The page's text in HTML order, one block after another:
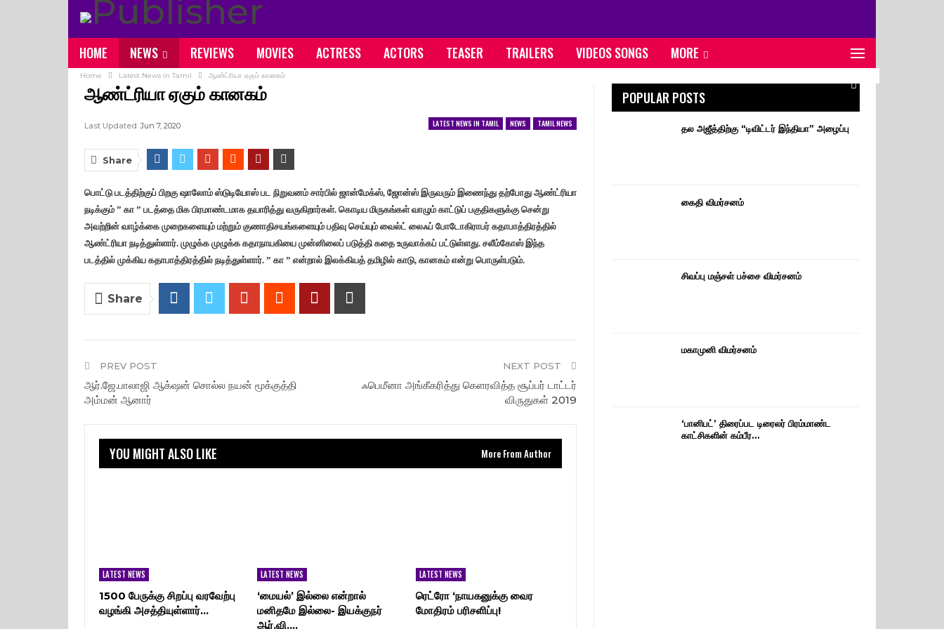
HOME NEWS REVIEWS MOVIES ACTRESS ACTORS TEASER TRAILERS VIDEOS SONGS MORE
Home Latest News in Tamil ஆண்ட்ரியா ஏகும் கானகம்
ஆண்ட்ரியா ஏகும் கானகம்
LATEST NEWS IN TAMIL NEWS TAMIL NEWS
Last Updated Jun 7, 2020
Share
பொட்டு படத்திற்குப் பிறகு ஷாலோம் ஸ்டுடியோஸ் பட நிறுவனம் சார்பில் ஜான்மேக்ஸ், ஜோன்ஸ் இருவரும் இணைந்து தற்போது ஆண்ட்ரியா
நடிக்கும் ” கா ” படத்தை மிக பிரமாண்டமாக தயாரித்து வருகிறார்கள். கொடிய மிருகங்கள் வாழும் காட்டுப் பகுதிகளுக்கு சென்று
அவற்றின் வாழ்க்கை முறைகளையும் மற்றும் குணாதிசயங்களையும் பதிவு செய்யும் வைல்ட் லைஃப் போடோகிராபர் கதாபாத்திரத்தில்
ஆண்ட்ரியா நடித்துள்ளார். முழுக்க முழுக்க கதாநாயகியை முன்னிலைப் படுத்தி கதை உருவாக்கப் பட்டுள்ளது. சலீம்கோஸ் இந்த
படத்தில் முக்கிய கதாபாத்திரத்தில் நடித்துள்ளார். ” கா ” என்றால் இலக்கியத் தமிழில் காடு, கானகம் என்று பொருள்படும்.
Share
PREV POST
ஆர்.ஜே.பாலாஜி ஆக்‌ஷன் சொல்ல நயன் மூக்குத்தி
அம்மன் ஆனார்
NEXT POST
ஃபெமீனா அங்கீகரித்து கெளரவித்த சூப்பர் டாட்டர்
விருதுகள் 2019
YOU MIGHT ALSO LIKE More From Author
LATEST NEWS
1500 பேருக்கு சிறப்பு வரவேற்பு
வழங்கி அசத்தியுள்ளார்…
LATEST NEWS
‘மையல்’ இல்லை என்றால்
மனிதமே இல்லை- இயக்குநர்
ஆர்.வி.…
LATEST NEWS
ரெட்ரோ ‘நாயகனுக்கு வைர
மோதிரம் பரிசளிப்பு!
POPULAR POSTS
தல அஜீத்திற்கு “டிவிட்டர் இந்தியா” அழைப்பு
கைதி விமர்சனம்
சிவப்பு மஞ்சள் பச்சை விமர்சனம்
மகாமுனி விமர்சனம்
‘பானிபட்’ திரைப்பட டிரைலர் பிரம்மாண்ட
காட்சிகளின் கம்பீர…